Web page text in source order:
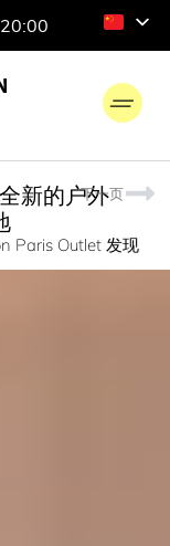
的户外
Paris Outlet 发现
下一页